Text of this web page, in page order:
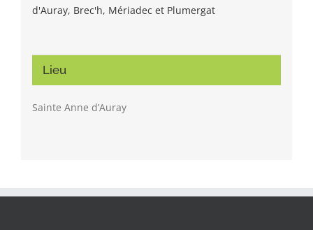
d'Auray, Brec'h, Mériadec et Plumergat
Lieu
Sainte Anne d’Auray